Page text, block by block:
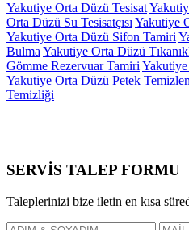
Yakutiye Orta Düzü Tesisat
Orta Düzü Su Tesisatçısı Yakutiye
Yakutiye Orta Düzü Sifon Tamiri
Bulma Yakutiye Orta Düzü
Gömme Rezervuar Tamiri
Yakutiye Orta Düzü Petek
Temizliği
SERVİS TALEP FORMU
Taleplerinizi bize iletin en kısa